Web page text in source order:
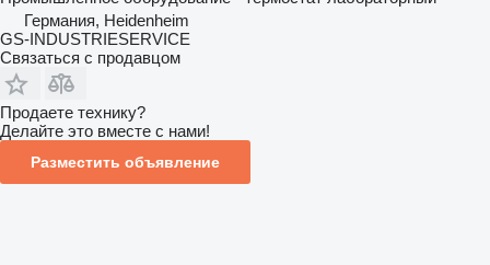
Германия, Heidenheim
GS-INDUSTRIESERVICE
Связаться с продавцом
Продаете технику?
Делайте это вместе с нами!
Разместить объявление